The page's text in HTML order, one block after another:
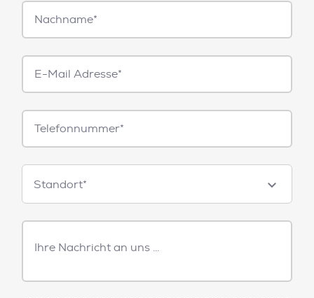
Nachname*
E-
Mail*
Telefonnummer
Standorte
Standort*
Freitext
Nachricht